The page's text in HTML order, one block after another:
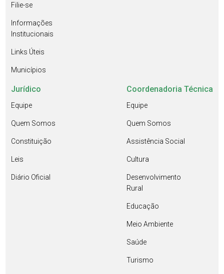
Filie-se
Informações
Institucionais
Links Úteis
Municípios
Jurídico
Equipe
Quem Somos
Constituição
Leis
Diário Oficial
Coordenadoria Técnica
Equipe
Quem Somos
Assistência Social
Cultura
Desenvolvimento
Rural
Educação
Meio Ambiente
Saúde
Turismo